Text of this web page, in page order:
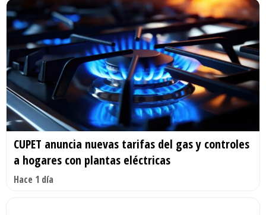
CUPET anuncia nuevas tarifas del gas y controles
a hogares con plantas eléctricas
Hace 1 día